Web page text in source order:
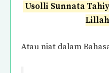
Usolli Sunnata
Atau niat dalam